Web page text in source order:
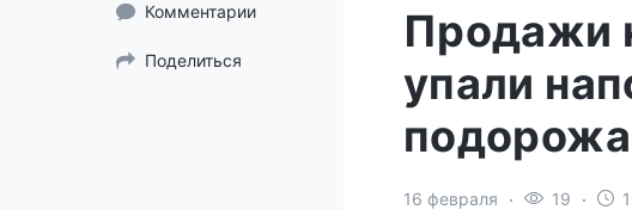
Комментарии
Поделиться
Продажи
упали
16 февраля 19